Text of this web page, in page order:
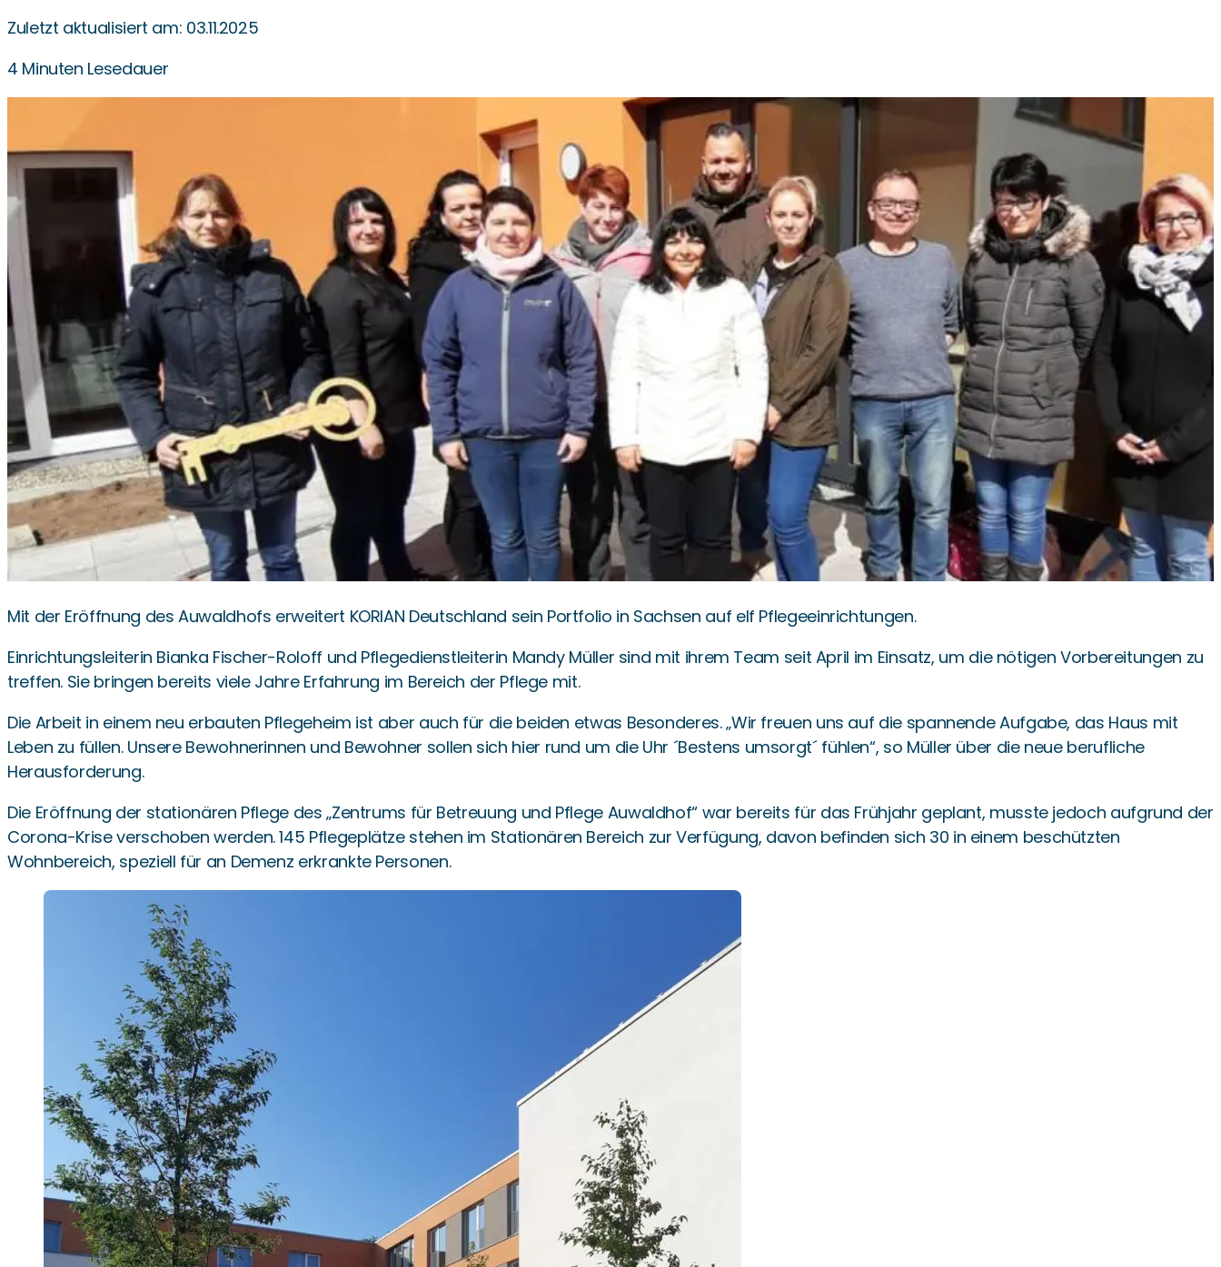
Zuletzt aktualisiert am: 03.11.2025
4 Minuten Lesedauer
Mit der Eröffnung des Auwaldhofs erweitert KORIAN Deutschland sein Portfolio in Sachsen auf elf Pflegeeinrichtungen.
Einrichtungsleiterin Bianka Fischer-Roloff und Pflegedienstleiterin Mandy Müller sind mit ihrem Team seit April im Einsatz, um die nötigen Vorbereitungen zu
treffen. Sie bringen bereits viele Jahre Erfahrung im Bereich der Pflege mit.
Die Arbeit in einem neu erbauten Pflegeheim ist aber auch für die beiden etwas Besonderes. „Wir freuen uns auf die spannende Aufgabe, das Haus mit
Leben zu füllen. Unsere Bewohnerinnen und Bewohner sollen sich hier rund um die Uhr ´Bestens umsorgt´ fühlen“, so Müller über die neue berufliche
Herausforderung.
Die Eröffnung der stationären Pflege des „Zentrums für Betreuung und Pflege Auwaldhof“ war bereits für das Frühjahr geplant, musste jedoch aufgrund der
Corona-Krise verschoben werden. 145 Pflegeplätze stehen im Stationären Bereich zur Verfügung, davon befinden sich 30 in einem beschützten
Wohnbereich, speziell für an Demenz erkrankte Personen.